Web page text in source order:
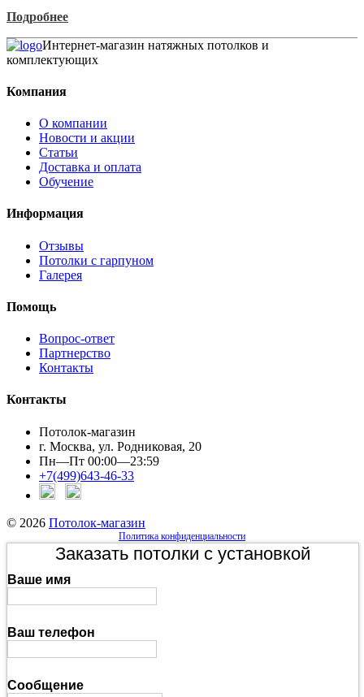
Подробнее
Интернет-магазин натяжных потолков и
комплектующих
Компания
О компании
Новости и акции
Статьи
Доставка и оплата
Обучение
Информация
Отзывы
Потолки с гарпуном
Галерея
Помощь
Вопрос-ответ
Партнерство
Контакты
Контакты
Потолок-магазин
г. Москва, ул. Родниковая, 20
Пн—Пт 00:00—23:59
+7(499)643-46-33
© 2026 Потолок-магазин
Политика конфиденциальности
Заказать потолки с установкой
Ваше имя
Ваш телефон
Сообщение